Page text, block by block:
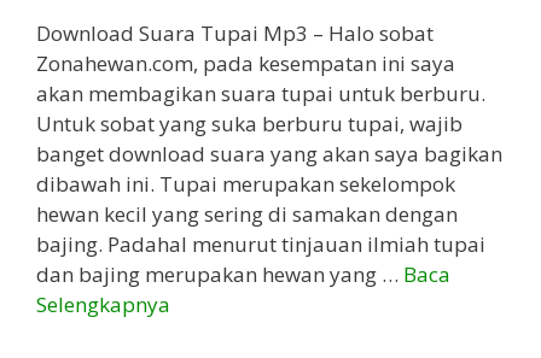
Download Suara Tupai Mp3 – Halo sobat
Zonahewan.com, pada kesempatan ini saya
akan membagikan suara tupai untuk berburu.
Untuk sobat yang suka berburu tupai, wajib
banget download suara yang akan saya bagikan
dibawah ini. Tupai merupakan sekelompok
hewan kecil yang sering di samakan dengan
bajing. Padahal menurut tinjauan ilmiah tupai
dan bajing merupakan hewan yang … Baca
Selengkapnya